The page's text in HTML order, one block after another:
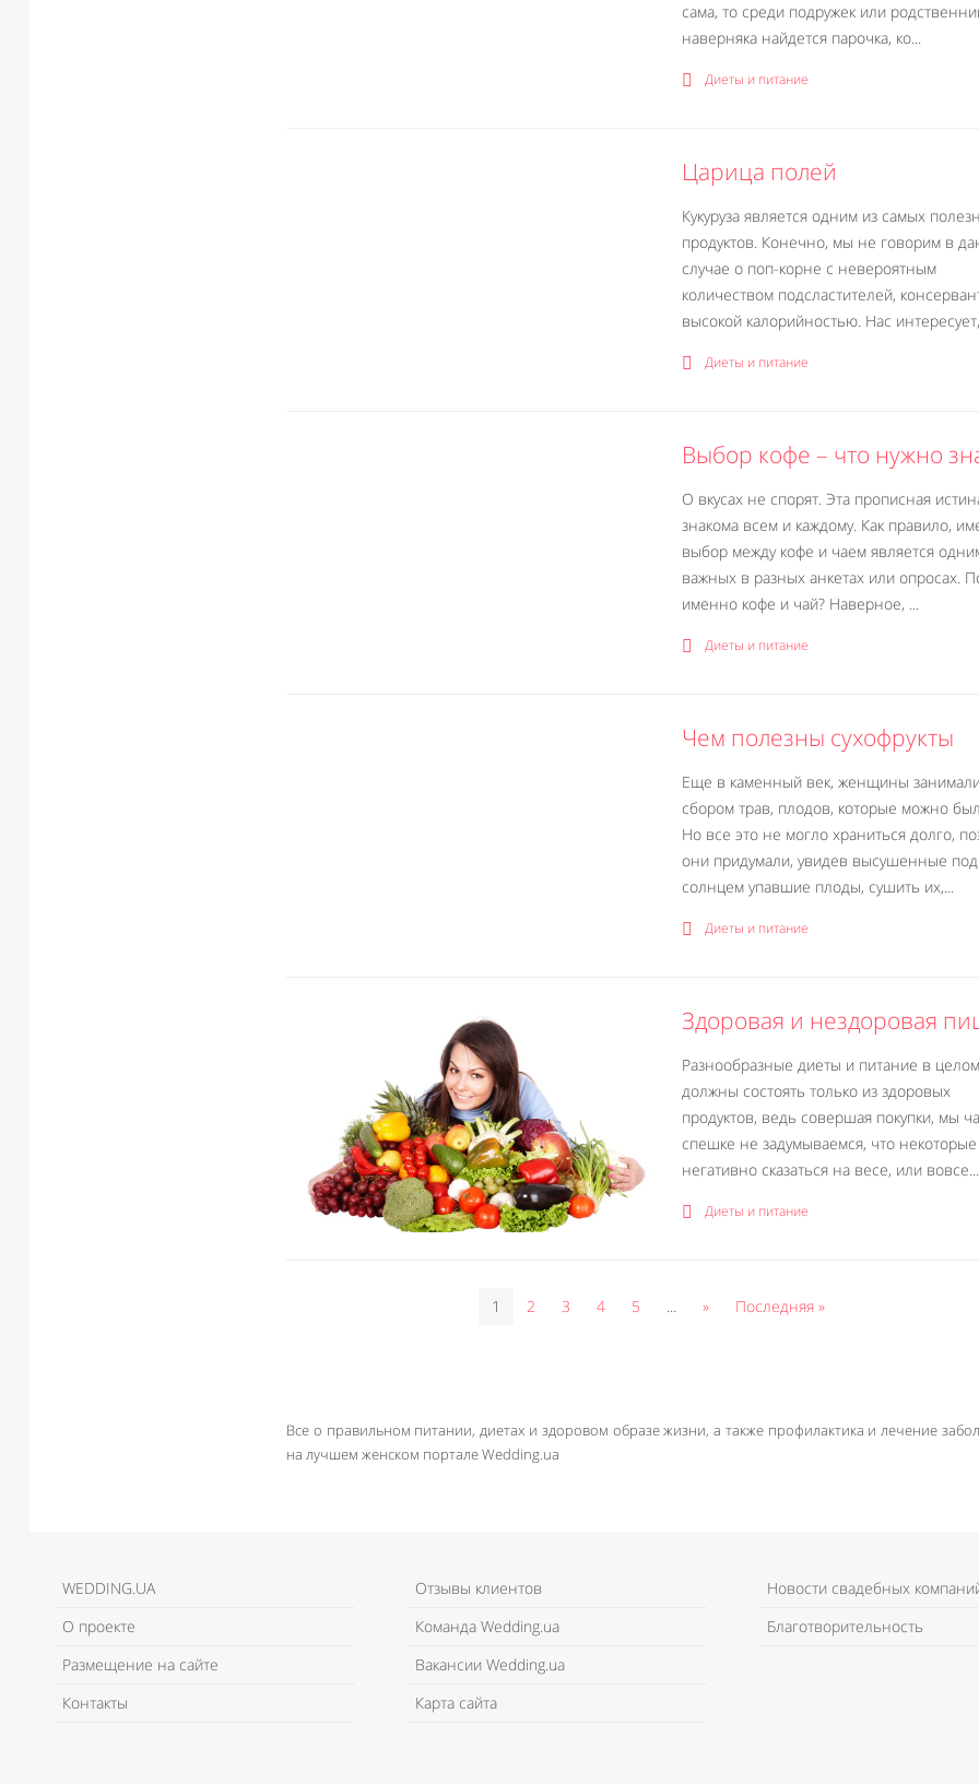
сама, то среди подружек или
наверняка найдется парочка, ко...
Диеты и питание
Царица полей
Кукуруза является одним из самых
продуктов. Конечно, мы не говорим в
случае о поп-корне с невероятным
количеством подсластителей,
высокой калорийностью. Нас
Диеты и питание
Выбор кофе – что нужно
О вкусах не спорят. Эта прописная
знакома всем и каждому. Как правило,
выбор между кофе и чаем является
важных в разных анкетах или опросах.
именно кофе и чай? Наверное, ...
Диеты и питание
Чем полезны сухофрукты
Еще в каменный век, женщины
сбором трав, плодов, которые можно
Но все это не могло храниться долго,
они придумали, увидев высушенные под
солнцем упавшие плоды, сушить их,...
Диеты и питание
Здоровая и нездоровая
Разнообразные диеты и питание в целом
должны состоять только из здоровых
продуктов, ведь совершая покупки, мы
спешке не задумываемся, что некоторые
негативно сказаться на весе, или вовсе...
Диеты и питание
1 2 3 4 5 ... » Последняя »
Все о правильном питании, диетах и здоровом образе жизни, а также профилактика и лечение
на лучшем женском портале Wedding.ua
WEDDING.UA
О проекте
Размещение на сайте
Контакты
Отзывы клиентов
Команда Wedding.ua
Вакансии Wedding.ua
Карта сайта
Новости свадебных
Благотворительность